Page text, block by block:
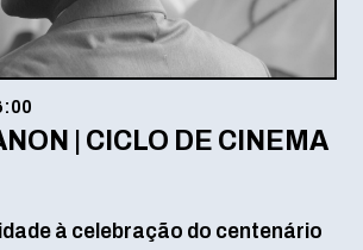
| CICLO DE CINEMA
à celebração do centenário